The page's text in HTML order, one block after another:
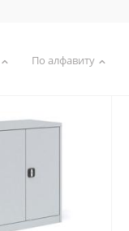
По алфавиту